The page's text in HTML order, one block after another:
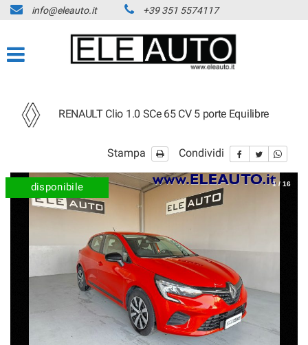
info@eleauto.it +39 351 5574117
RENAULT Clio 1.0 SCe 65 CV 5 porte Equilibre
Stampa Condividi
disponibile 1 / 16